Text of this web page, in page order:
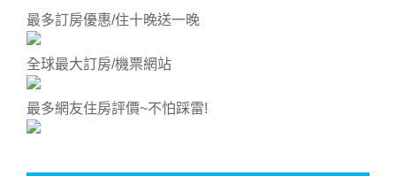
最多訂房優惠/住十晚送一晚
全球最大訂房/機票網站
最多網友住房評價~不怕踩雷!